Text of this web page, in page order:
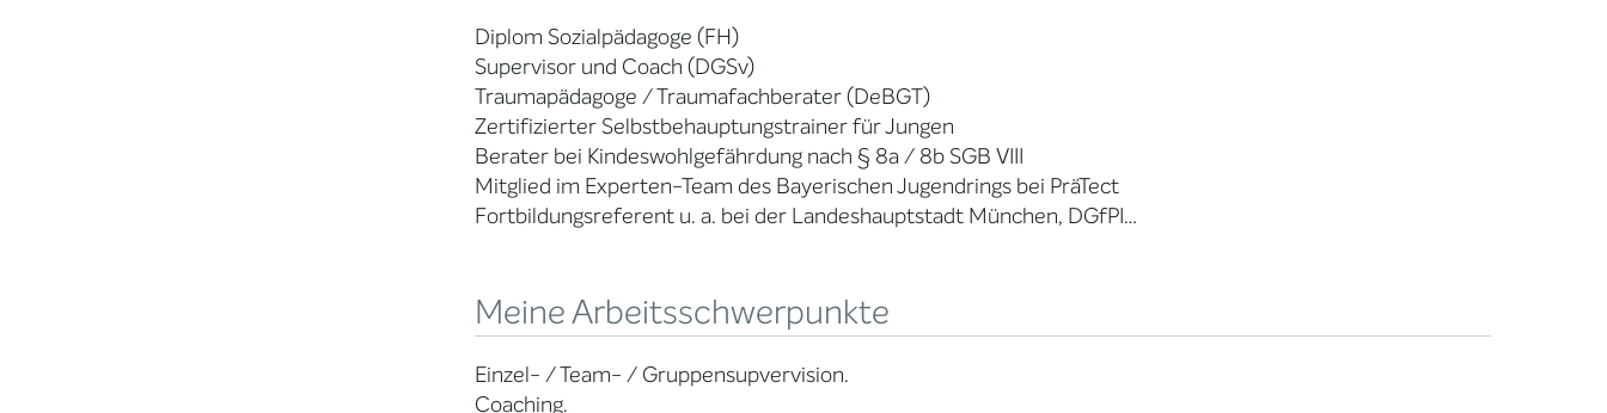
Diplom Sozialpädagoge (FH)
Supervisor und Coach (DGSv)
Traumapädagoge / Traumafachberater (DeBGT)
Zertifizierter Selbstbehauptungstrainer für Jungen
Berater bei Kindeswohlgefährdung nach § 8a / 8b SGB VIII
Mitglied im Experten-Team des Bayerischen Jugendrings bei PräTect
Fortbildungsreferent u. a. bei der Landeshauptstadt München, DGfPI…
Meine Arbeitsschwerpunkte
Einzel- / Team- / Gruppensupvervision.
Coaching.